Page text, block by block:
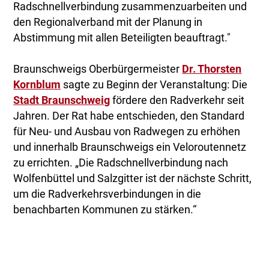
Radschnellverbindung zusammenzuarbeiten und
den Regionalverband mit der Planung in
Abstimmung mit allen Beteiligten beauftragt."
Braunschweigs Oberbürgermeister Dr. Thorsten
Kornblum sagte zu Beginn der Veranstaltung: Die
Stadt Braunschweig fördere den Radverkehr seit
Jahren. Der Rat habe entschieden, den Standard
für Neu- und Ausbau von Radwegen zu erhöhen
und innerhalb Braunschweigs ein Veloroutennetz
zu errichten. „Die Radschnellverbindung nach
Wolfenbüttel und Salzgitter ist der nächste Schritt,
um die Radverkehrsverbindungen in die
benachbarten Kommunen zu stärken.“